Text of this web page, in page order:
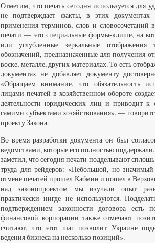
Отметим, что печать сегодня используется для
не подтверждает факты, в этих
применения терминов, слов и
печати — это специальные формы-клише, на
или углубленные зеркальные отображения
обозначений, предназначенные для получения
воске, металле, других материалах. То есть
документах не добавляет документу
«Обращаем внимание, что обязательность
лицами печатей в хозяйственном обороте
деятельности юридических лиц и приводит к
самими субъектами хозяйствования», —
проекту Закона.
Во время разработки документа он был
ведомствами, которые его полностью
заметил, что сегодня печати подделывают
труда для рейдеров: «Небольшой, но
отмене печатей прошел Кабмин и пошел в
над законопроектом мы изучали опыт
практически нигде не используются.
подтверждением законности договора есть
финансовой корпорации также отмечают
считают, что этот шаг позволит Украине
ведения бизнеса на несколько позиций».